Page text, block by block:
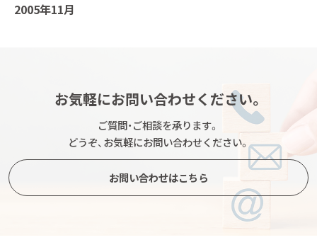
2005年11月
お気軽にお問い合わせください。
ご質問・ご相談を承ります。
どうぞ、お気軽にお問い合わせください。
お問い合わせはこちら